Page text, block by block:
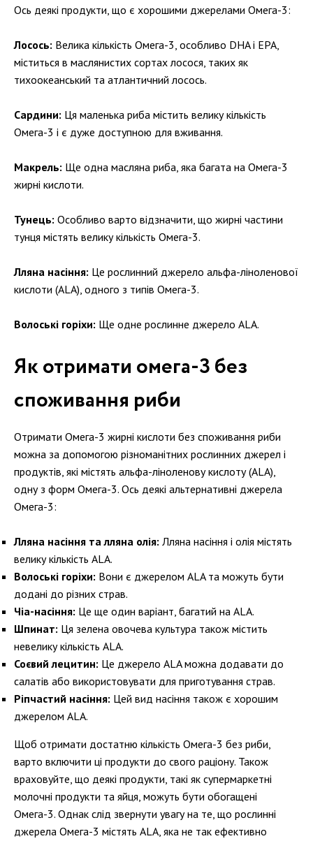
Ось деякі продукти, що є хорошими джерелами Омега-3:
Лосось: Велика кількість Омега-3, особливо DHA і EPA,
міститься в маслянистих сортах лосося, таких як
тихоокеанський та атлантичний лосось.
Сардини: Ця маленька риба містить велику кількість
Омега-3 і є дуже доступною для вживання.
Макрель: Ще одна масляна риба, яка багата на Омега-3
жирні кислоти.
Тунець: Особливо варто відзначити, що жирні частини
тунця містять велику кількість Омега-3.
Лляна насіння: Це рослинний джерело альфа-ліноленової
кислоти (ALA), одного з типів Омега-3.
Волоські горіхи: Ще одне рослинне джерело ALA.
Як отримати омега-3 без
споживання риби
Отримати Омега-3 жирні кислоти без споживання риби
можна за допомогою різноманітних рослинних джерел і
продуктів, які містять альфа-ліноленову кислоту (ALA),
одну з форм Омега-3. Ось деякі альтернативні джерела
Омега-3:
Лляна насіння та лляна олія: Лляна насіння і олія містять
велику кількість ALA.
Волоські горіхи: Вони є джерелом ALA та можуть бути
додані до різних страв.
Чіа-насіння: Це ще один варіант, багатий на ALA.
Шпинат: Ця зелена овочева культура також містить
невелику кількість ALA.
Соєвий лецитин: Це джерело ALA можна додавати до
салатів або використовувати для приготування страв.
Ріпчастий насіння: Цей вид насіння також є хорошим
джерелом ALA.
Щоб отримати достатню кількість Омега-3 без риби,
варто включити ці продукти до свого раціону. Також
враховуйте, що деякі продукти, такі як супермаркетні
молочні продукти та яйця, можуть бути обогащені
Омега-3. Однак слід звернути увагу на те, що рослинні
джерела Омега-3 містять ALA, яка не так ефективно